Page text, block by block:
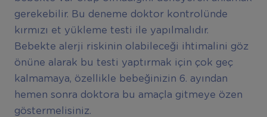
gerekebilir. Bu deneme doktor kontrolünde
kırmızı et yükleme testi ile yapılmalıdır.
Bebekte alerji riskinin olabileceği ihtimalini göz
önüne alarak bu testi yaptırmak için çok geç
kalmamaya, özellikle bebeğinizin 6. ayından
hemen sonra doktora bu amaçla gitmeye özen
göstermelisiniz.